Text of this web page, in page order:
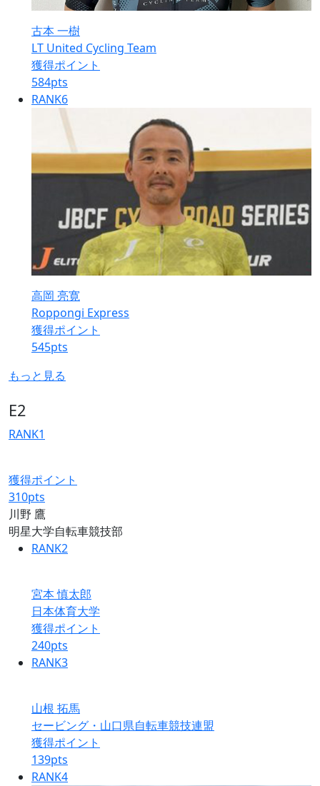
古本 一樹
LT United Cycling Team
獲得ポイント
584pts
RANK6
高岡 亮寛
Roppongi Express
獲得ポイント
545pts
もっと見る
E2
RANK1
獲得ポイント
310pts
川野 鷹
明星大学自転車競技部
RANK2
宮本 慎太郎
日本体育大学
獲得ポイント
240pts
RANK3
山根 拓馬
セービング・山口県自転車競技連盟
獲得ポイント
139pts
RANK4